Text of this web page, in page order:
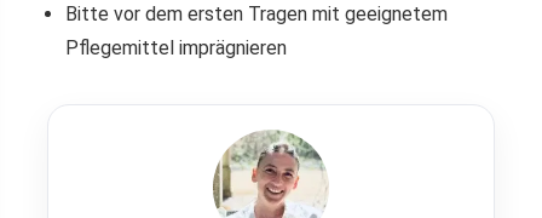
Bitte vor dem ersten Tragen mit geeignetem
Pflegemittel imprägnieren